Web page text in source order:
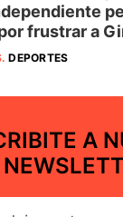
frustrar a
.DEPORTES
A